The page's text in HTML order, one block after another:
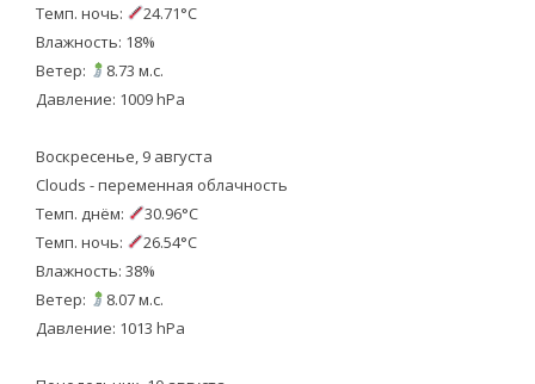
Темп. ночь:
24.71°C
Влажность: 18%
Ветер:
8.73 м.с.
Давление: 1009 hPa
Воскресенье, 9 августа
Clouds - переменная облачность
Темп. днём:
30.96°C
Темп. ночь:
26.54°C
Влажность: 38%
Ветер:
8.07 м.с.
Давление: 1013 hPa